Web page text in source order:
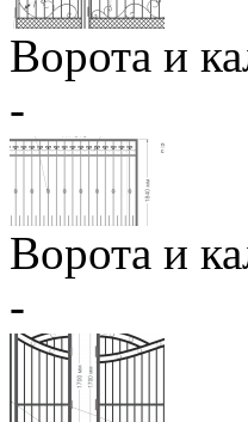
Ворота и
-
Ворота и
-